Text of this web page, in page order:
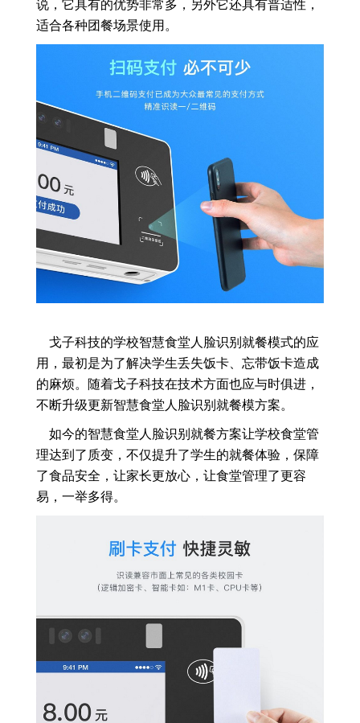
说，它具有的优势非常多，另外它还具有普适性，
适合各种团餐场景使用。
戈子科技的学校智慧食堂人脸识别就餐模式的应
用，最初是为了解决学生丢失饭卡、忘带饭卡造成
的麻烦。随着戈子科技在技术方面也应与时俱进，
不断升级更新智慧食堂人脸识别就餐模方案。
如今的智慧食堂人脸识别就餐方案让学校食堂管
理达到了质变，不仅提升了学生的就餐体验，保障
了食品安全，让家长更放心，让食堂管理了更容
易，一举多得。